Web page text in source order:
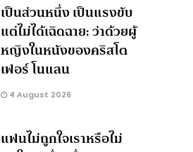
เป็นส่วนหนึ่ง เป็นแรงขับ
แต่ไม่ได้เฉิดฉาย: ว่าด้วยผู้
หญิงในหนังของคริสโต
เฟอร์ โนแลน
4 August 2026
แฟนไม่ถูกใจเราหรือไม่